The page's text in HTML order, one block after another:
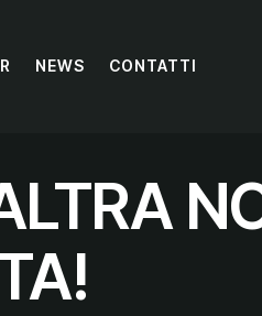
NEWS CONTATTI